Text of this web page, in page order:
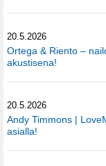
20.5.2026
Ortega & Riento –
akustisena!
20.5.2026
Andy Timmons |
asialla!